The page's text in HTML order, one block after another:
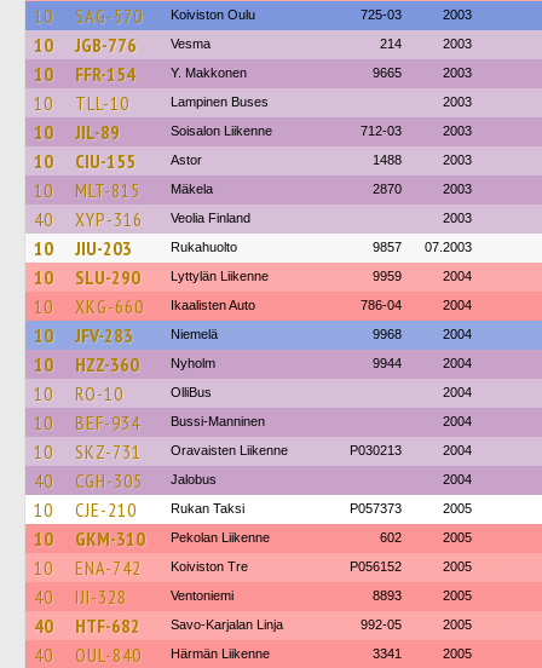
10 SAG-570 Koiviston Oulu 725-03 2003
10 JGB-776 Vesma 214 2003
10 FFR-154 Y. Makkonen 9665 2003
10 TLL-10 Lampinen Buses 2003
10 JIL-89 Soisalon Liikenne 712-03 2003
10 CIU-155 Astor 1488 2003
10 MLT-815 Mäkela 2870 2003
40 XYP-316 Veolia Finland 2003
10 JIU-203 Rukahuolto 9857 07.2003
10 SLU-290 Lyttylän Liikenne 9959 2004
10 XKG-660 Ikaalisten Auto 786-04 2004
10 JFV-283 Niemelä 9968 2004
10 HZZ-360 Nyholm 9944 2004
10 RO-10 OlliBus 2004
10 BEF-934 Bussi-Manninen 2004
10 SKZ-731 Oravaisten Liikenne P030213 2004
40 CGH-305 Jalobus 2004
10 CJE-210 Rukan Taksi P057373 2005
10 GKM-310 Pekolan Liikenne 602 2005
10 ENA-742 Koiviston Tre P056152 2005
40 IJI-328 Ventoniemi 8893 2005
40 HTF-682 Savo-Karjalan Linja 992-05 2005
40 OUL-840 Härmän Liikenne 3341 2005